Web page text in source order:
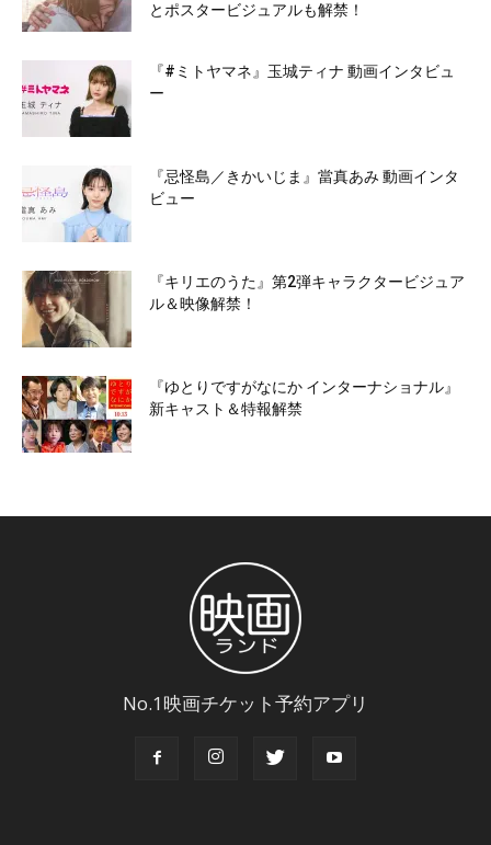
とポスタービジュアルも解禁！
『#ミトヤマネ』玉城ティナ 動画インタビュ
ー
『忌怪島／きかいじま』當真あみ 動画インタ
ビュー
『キリエのうた』第2弾キャラクタービジュア
ル＆映像解禁！
『ゆとりですがなにか インターナショナル』
新キャスト＆特報解禁
No.1映画チケット予約アプリ